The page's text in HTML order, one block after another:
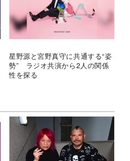
星野源と宮野真守に共通する“姿
勢” ラジオ共演から2人の関係
性を探る